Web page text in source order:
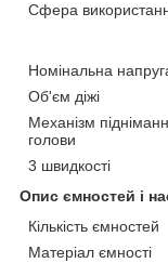
Сфера
Номінальна
Об'єм діжі
Механізм
голови
3 швидкості
Опис ємностей і
Кількість ємностей
Матеріал ємності